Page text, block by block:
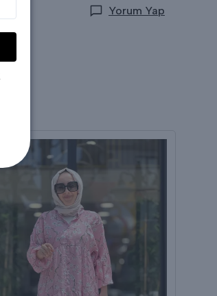
Yorum Yap